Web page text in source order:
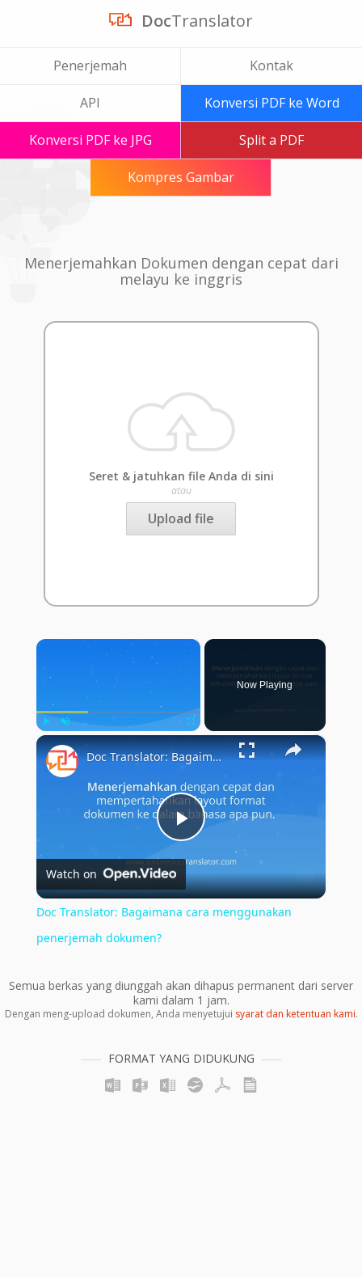
DocTranslator
Penerjemah Kontak
API Konversi PDF ke Word
Konversi PDF ke JPG Split a PDF
Kompres Gambar
Menerjemahkan Dokumen dengan cepat dari
melayu ke inggris
Seret & jatuhkan file Anda di sini
atau
Upload file
×
Play Unmute Fullscreen
Now Playing
×
Play
Video
Doc Translator: Bagaimana cara menggunakan penerjemah dokumen?
Watch on
Doc Translator: Bagaimana cara menggunakan
penerjemah dokumen?
Semua berkas yang diunggah akan dihapus permanent dari server
kami dalam 1 jam.
Dengan meng-upload dokumen, Anda menyetujui syarat dan ketentuan kami.
FORMAT YANG DIDUKUNG